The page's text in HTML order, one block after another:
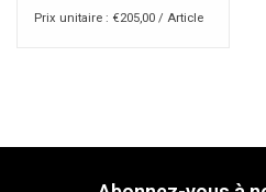
Prix unitaire : €205,00 / Article